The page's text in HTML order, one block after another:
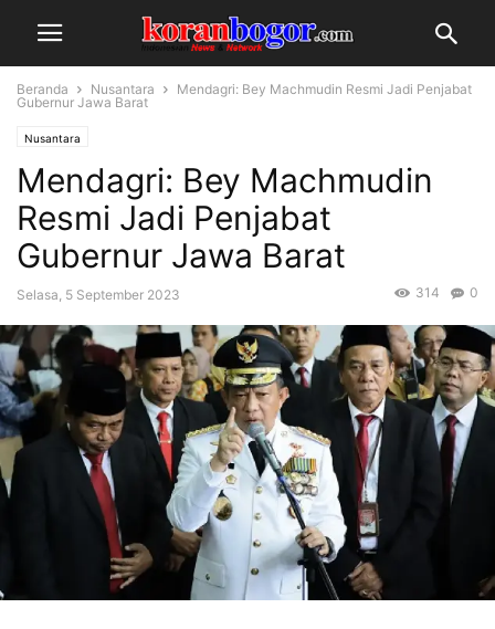
Beranda Nusantara
Mendagri: Bey Machmudin Resmi Jadi Penjabat
Gubernur Jawa Barat
Nusantara
Mendagri: Bey Machmudin
Resmi Jadi Penjabat
Gubernur Jawa Barat
Selasa, 5 September 2023 0
314